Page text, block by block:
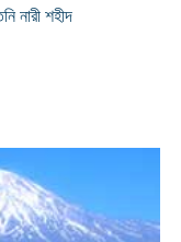
নারী শহীদ